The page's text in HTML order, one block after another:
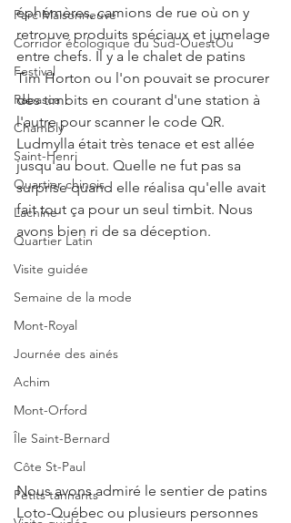
Parc Maisonneuve
Corridor écologique du Sud-OuestOu
Festival
Rabasca
Chambly
Saint-Henri
Quartier chinois
Lachine
Quartier Latin
Visite guidée
Semaine de la mode
Mont-Royal
Journée des ainés
Achim
Mont-Orford
Île Saint-Bernard
Côte St-Paul
Petits tannants
éphémères, camions de rue où on y
retrouve produits spéciaux et jumelage
entre chefs. Il y a le chalet de patins
Tim Horton ou l'on pouvait se procurer
des timbits en courant d'une station à
l'autre pour scanner le code QR.
Ludmylla était très tenace et est allée
jusqu'au bout. Quelle ne fut pas sa
surprise quand elle réalisa qu'elle avait
fait tout ça pour un seul timbit. Nous
avons bien ri de sa déception.
Nous avons admiré le sentier de patins
Loto-Québec ou plusieurs personnes